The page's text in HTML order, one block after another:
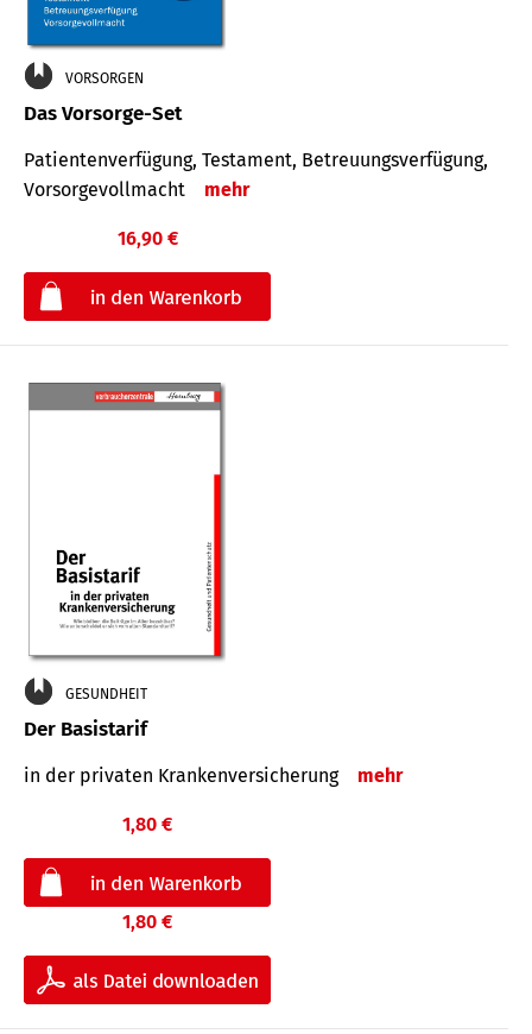
VORSORGEN
Das Vorsorge-Set
Patienten­ver­fügung, Testa­ment, Be­treuungs­verfü­gung,
Vor­sorge­voll­macht
mehr
16,90 €
GESUNDHEIT
Der Basistarif
in der privaten Kran­ken­ver­siche­rung mehr
1,80 €
1,80 €